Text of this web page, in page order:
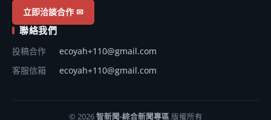
立即洽談合作 ✉
聯絡我們
投稿合作
ecoyah+110@gmail.com
客服信箱
ecoyah+110@gmail.com
© 2026智新聞-綜合新聞專區版權所有